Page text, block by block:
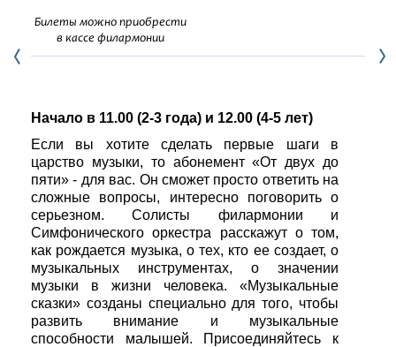
Билеты можно приобрести
в кассе филармонии
Начало в 11.00 (2-3 года) и 12.00 (4-5 лет)
Если вы хотите сделать первые шаги в
царство музыки, то абонемент «От двух до
пяти» - для вас. Он сможет просто ответить на
сложные вопросы, интересно поговорить о
серьезном. Солисты филармонии и
Симфонического оркестра расскажут о том,
как рождается музыка, о тех, кто ее создает, о
музыкальных инструментах, о значении
музыки в жизни человека. «Музыкальные
сказки» созданы специально для того, чтобы
развить внимание и музыкальные
способности малышей. Присоединяйтесь к